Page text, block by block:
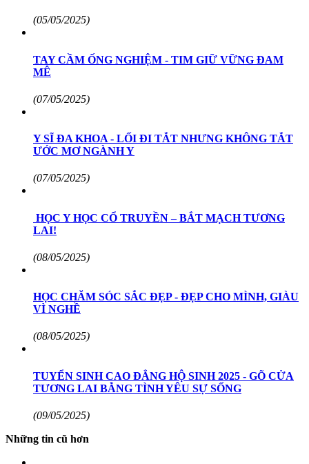
(05/05/2025)
TAY CẦM ỐNG NGHIỆM - TIM GIỮ VỮNG ĐAM
MÊ
(07/05/2025)
Y SĨ ĐA KHOA - LỐI ĐI TẮT NHƯNG KHÔNG TẮT
ƯỚC MƠ NGÀNH Y
(07/05/2025)
HỌC Y HỌC CỔ TRUYỀN – BẮT MẠCH TƯƠNG
LAI!
(08/05/2025)
HỌC CHĂM SÓC SẮC ĐẸP - ĐẸP CHO MÌNH, GIÀU
VÌ NGHỀ
(08/05/2025)
TUYỂN SINH CAO ĐẲNG HỘ SINH 2025 - GÕ CỬA
TƯƠNG LAI BẰNG TÌNH YÊU SỰ SỐNG
(09/05/2025)
Những tin cũ hơn